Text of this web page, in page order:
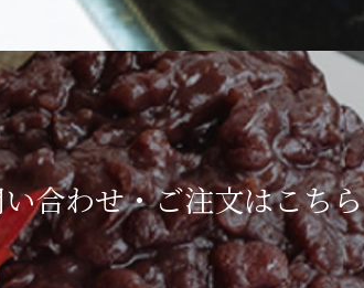
合わせ・ご注文はこちら